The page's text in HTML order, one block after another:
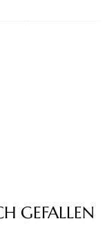
GEFALLEN